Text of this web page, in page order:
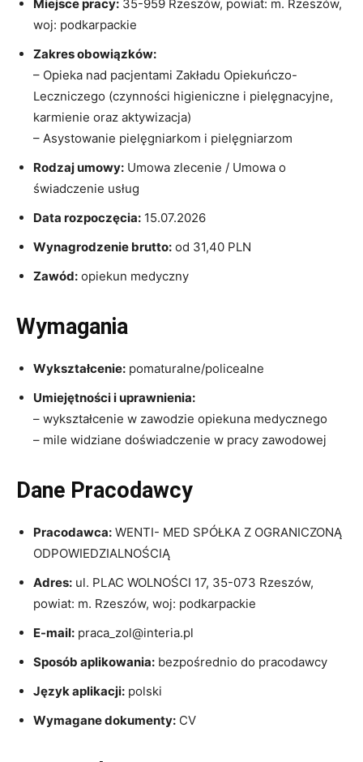
Miejsce pracy: 35-959 Rzeszów, powiat: m. Rzeszów,
woj: podkarpackie
Zakres obowiązków:
– Opieka nad pacjentami Zakładu Opiekuńczo-
Leczniczego (czynności higieniczne i pielęgnacyjne,
karmienie oraz aktywizacja)
– Asystowanie pielęgniarkom i pielęgniarzom
Rodzaj umowy: Umowa zlecenie / Umowa o
świadczenie usług
Data rozpoczęcia: 15.07.2026
Wynagrodzenie brutto: od 31,40 PLN
Zawód: opiekun medyczny
Wymagania
Wykształcenie: pomaturalne/policealne
Umiejętności i uprawnienia:
– wykształcenie w zawodzie opiekuna medycznego
– mile widziane doświadczenie w pracy zawodowej
Dane Pracodawcy
Pracodawca: WENTI- MED SPÓŁKA Z OGRANICZONĄ
ODPOWIEDZIALNOŚCIĄ
Adres: ul. PLAC WOLNOŚCI 17, 35-073 Rzeszów,
powiat: m. Rzeszów, woj: podkarpackie
E-mail: praca_zol@interia.pl
Sposób aplikowania: bezpośrednio do pracodawcy
Język aplikacji: polski
Wymagane dokumenty: CV